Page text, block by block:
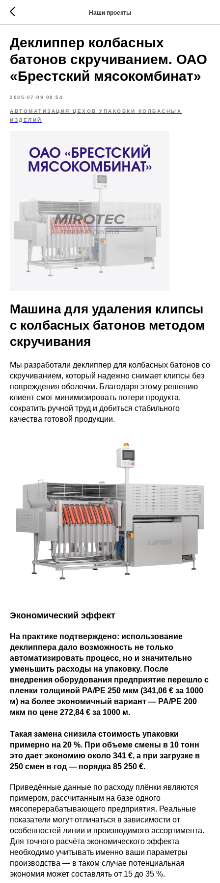
Наши проекты
Деклиппер колбасных
батонов скручиванием. ОАО
«Брестский мясокомбинат»
2025-07-09 09:54
АВТОМАТИЗАЦИЯ ЦЕХОВ УПАКОВКИ КОЛБАСНЫХ
ИЗДЕЛИЙ
Машина для удаления клипсы
с колбасных батонов методом
скручивания
Мы разработали деклиппер для колбасных батонов со
скручиванием, который надежно снимает клипсы без
повреждения оболочки. Благодаря этому решению
клиент смог минимизировать потери продукта,
сократить ручной труд и добиться стабильного
качества готовой продукции.
Экономический эффект
На практике подтверждено: использование
деклиппера дало возможность не только
автоматизировать процесс, но и значительно
уменьшить расходы на упаковку. После
внедрения оборудования предприятие перешло с
пленки толщиной PA/PE 250 мкм (341,06 € за 1000
м) на более экономичный вариант — PA/PE 200
мкм по цене 272,84 € за 1000 м.
Такая замена снизила стоимость упаковки
примерно на 20 %. При объеме смены в 10 тонн
это дает экономию около 341 €, а при загрузке в
250 смен в год — порядка 85 250 €.
Приведённые данные по расходу плёнки являются
примером, рассчитанным на базе одного
мясоперерабатывающего предприятия. Реальные
показатели могут отличаться в зависимости от
особенностей линии и производимого ассортимента.
Для точного расчёта экономического эффекта
необходимо учитывать именно ваши параметры
производства — в таком случае потенциальная
экономия может составлять от 15 до 35 %.